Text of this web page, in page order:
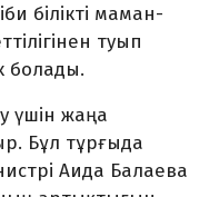
білікті ма­ман­
туып
болады.
үшін жаңа
Бұл тұрғыда
Аида Балаева